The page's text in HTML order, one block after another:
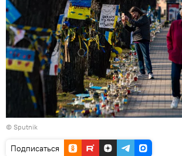
© Sputnik
Подписаться